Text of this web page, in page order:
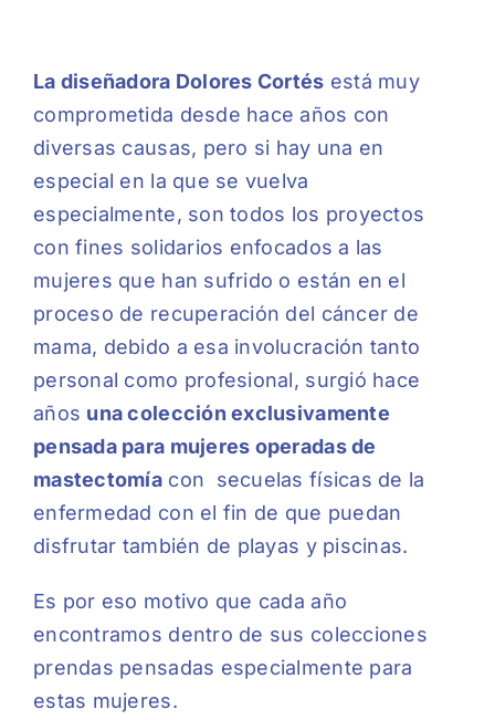
La diseñadora Dolores Cortés está muy
comprometida desde hace años con
diversas causas, pero si hay una en
especial en la que se vuelva
especialmente, son todos los proyectos
con fines solidarios enfocados a las
mujeres que han sufrido o están en el
proceso de recuperación del cáncer de
mama, debido a esa involucración tanto
personal como profesional, surgió hace
años una colección exclusivamente
pensada para mujeres operadas de
mastectomíacon secuelas físicas de la
enfermedad con el fin de que puedan
disfrutar también de playas y piscinas.
Es por eso motivo que cada año
encontramos dentro de sus colecciones
prendas pensadas especialmente para
estas mujeres.